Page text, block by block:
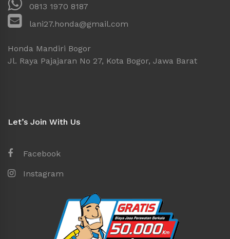
0813 1970 8187
lani27.honda@gmail.com
Honda Mandiri Bogor
Jl. Raya Pajajaran No 27, Kota Bogor, Jawa Barat
Let’s Join With Us
Facebook
Instagram